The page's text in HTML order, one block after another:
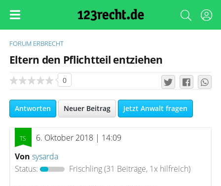
FORUM ERBRECHT
Eltern den Pflichtteil entziehen
0
Antworten Neuer Beitrag Jetzt Anwalt fragen
6. Oktober 2018 | 14:09
Von sysarda
Status:
Frischling(31 Beiträge, 1x hilfreich)